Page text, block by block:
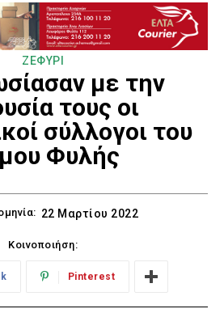
ΖΕΦΥΡΙ
με την
τους οι
σύλλογοι του
Φυλής
22 Μαρτίου 2022
Κοινοποιήση:
Pinterest